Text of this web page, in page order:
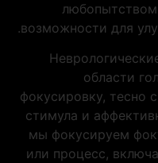
любопытством
возможности для
области
фокусировку, тесно
стимула и
мы фокусируем
или процесс,